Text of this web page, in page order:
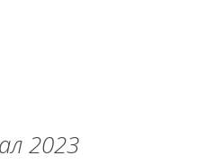
2023